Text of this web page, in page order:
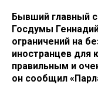
Бывший главный
Госдумы
ограничений на
иностранцев для
правильным и
он сообщил